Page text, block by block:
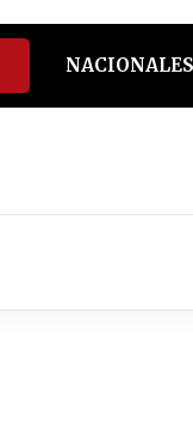
NACIONALES